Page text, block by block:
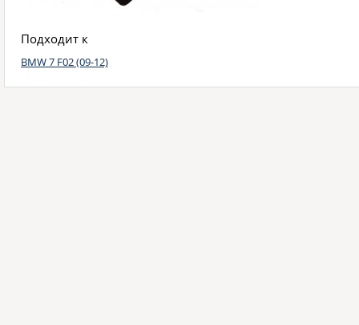
Подходит к
BMW 7 F02 (09-12)